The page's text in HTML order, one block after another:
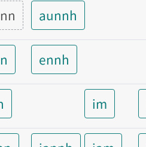
aunnh
ennh
im